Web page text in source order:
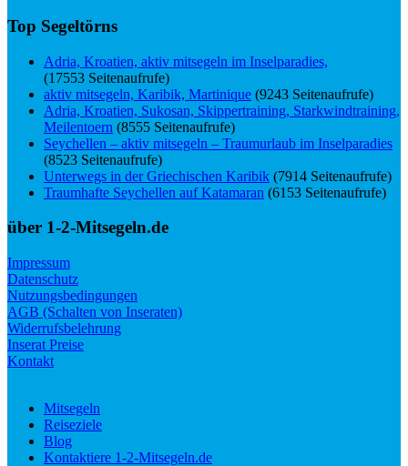
Top Segeltörns
Adria, Kroatien, aktiv mitsegeln im Inselparadies,
(17553 Seitenaufrufe)
aktiv mitsegeln, Karibik, Martinique (9243 Seitenaufrufe)
Adria, Kroatien, Sukosan, Skippertraining, Starkwindtraining,
Meilentoern (8555 Seitenaufrufe)
Seychellen – aktiv mitsegeln – Traumurlaub im Inselparadies
(8523 Seitenaufrufe)
Unterwegs in der Griechischen Karibik (7914 Seitenaufrufe)
Traumhafte Seychellen auf Katamaran (6153 Seitenaufrufe)
über 1-2-Mitsegeln.de
Impressum
Datenschutz
Nutzungsbedingungen
AGB (Schalten von Inseraten)
Widerrufsbelehrung
Inserat Preise
Kontakt
Mitsegeln
Reiseziele
Blog
Kontaktiere 1-2-Mitsegeln.de